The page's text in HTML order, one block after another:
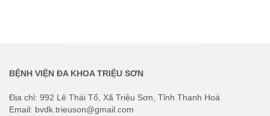
BỆNH VIỆN ĐA KHOA TRIỆU SƠN
Địa chỉ: 992 Lê Thái Tổ, Xã Triệu Sơn, Tỉnh Thanh Hoá
Email: bvdk.trieuson@gmail.com